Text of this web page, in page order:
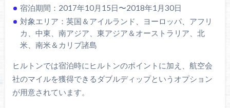
宿泊期間：2017年10月15日〜2018年1月30日
対象エリア：英国＆アイルランド、ヨーロッパ、アフリ
カ、中東、南アジア、東アジア＆オーストラリア、北
米、南米＆カリブ諸島
ヒルトンでは宿泊時にヒルトンのポイントに加え、航空会
社のマイルを獲得できるダブルディップというオプション
が用意されています。